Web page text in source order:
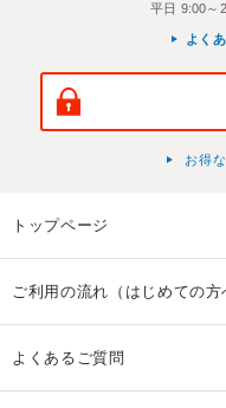
平日 9:00～
よく
お得
トップページ
ご利用の流れ（はじめての方
よくあるご質問